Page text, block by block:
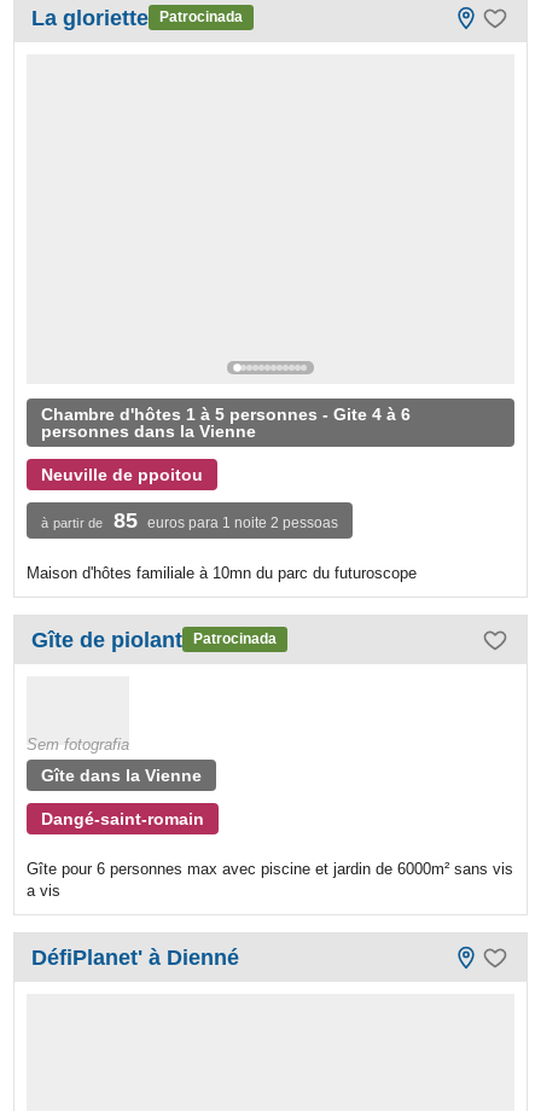
La gloriette Patrocinada
Chambre d'hôtes 1 à 5 personnes - Gite 4 à 6
personnes dans la Vienne
Neuville de ppoitou
à partir de 85 euros para 1 noite 2 pessoas
Maison d'hôtes familiale à 10mn du parc du futuroscope
Gîte de piolant Patrocinada
Sem fotografia
Gîte dans la Vienne
Dangé-saint-romain
Gîte pour 6 personnes max avec piscine et jardin de 6000m² sans vis
a vis
DéfiPlanet' à Dienné